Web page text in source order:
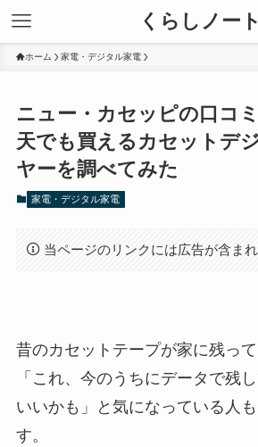
くらしノート
ホーム 家電・デジタル家電
ニュー・カセッピの口コ
天でも買えるカセットデ
ヤーを調べてみた
家電・デジタル家電
当ページのリンクには広告が含まれ
昔のカセットテープが家に残って
「これ、今のうちにデータで残
いいかも」と気になっている人
す。